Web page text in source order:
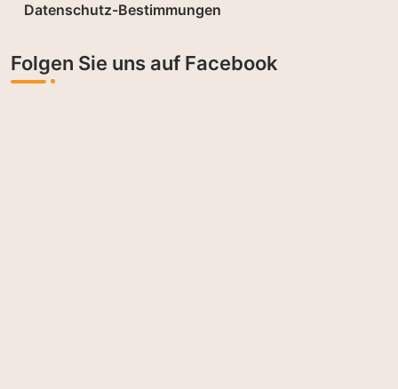
Datenschutz-Bestimmungen
Folgen Sie uns auf Facebook